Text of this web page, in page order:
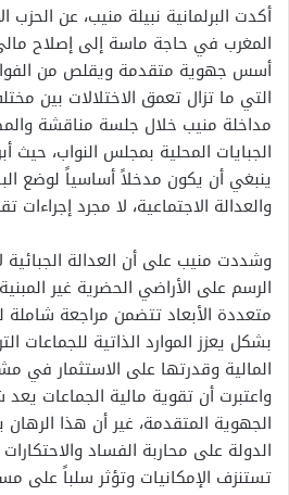
أكدت البرلمانية نبيلة منيب، عن الحزب
المغرب في حاجة ماسة إلى إصلاح
أسس جهوية متقدمة ويقلص من
التي ما تزال تعمق الاختلالات بين
مداخلة منيب خلال جلسة مناقشة
الجبايات المحلية بمجلس النواب، حيث
ينبغي أن يكون مدخلاً أساسياً لوضع
والعدالة الاجتماعية، لا مجرد إجراءات
وشددت منيب على أن العدالة
الرسم على الأراضي الحضرية غير
متعددة الأبعاد تتضمن مراجعة شاملة
بشكل يعزز الموارد الذاتية للجماعات
المالية وقدرتها على الاستثمار في
واعتبرت أن تقوية مالية الجماعات
الجهوية المتقدمة، غير أن هذا
الدولة على محاربة الفساد
تستنزف الإمكانيات وتؤثر سلباً على